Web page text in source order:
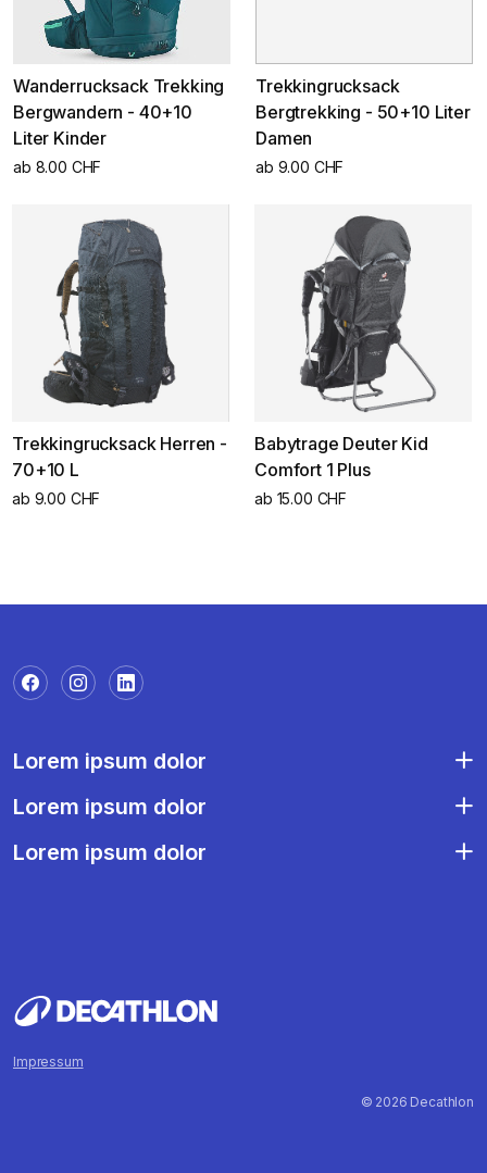
Wanderrucksack Trekking
Bergwandern - 40+10
Liter Kinder
ab 8.00 CHF
Trekkingrucksack
Bergtrekking - 50+10 Liter
Damen
ab 9.00 CHF
Trekkingrucksack Herren -
70+10 L
ab 9.00 CHF
Babytrage Deuter Kid
Comfort 1 Plus
ab 15.00 CHF
Lorem ipsum dolor
Lorem ipsum dolor
Lorem ipsum dolor
Impressum
© 2026 Decathlon